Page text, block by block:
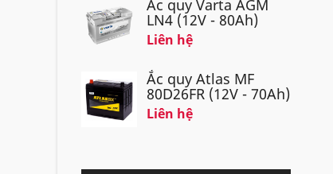
Ắc quy Varta AGM
LN4 (12V - 80Ah)
Liên hệ
Ắc quy Atlas MF
80D26FR (12V - 70Ah)
Liên hệ